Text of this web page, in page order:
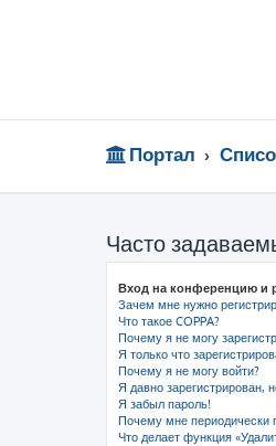
Портал
Часто
Вход на конференцию и
Зачем мне нужно
Что такое COPPA?
Почему я не могу
Я только что
Почему я не могу войти?
Я давно зарегистрирован,
Я забыл пароль!
Почему мне периодически
Что делает функция